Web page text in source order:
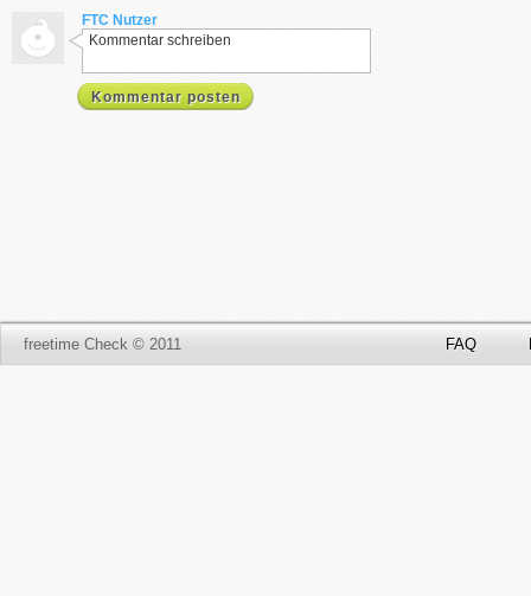
FTC Nutzer
Kommentar schreiben
Kommentar posten
freetime Check © 2011 FAQ